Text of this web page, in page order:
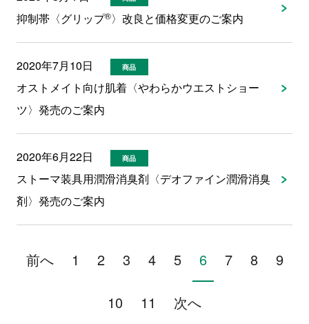
抑制帯〈グリップ®〉改良と価格変更のご案内
2020年7月10日 商品
オストメイト向け肌着〈やわらかウエストショー
ツ〉発売のご案内
2020年6月22日 商品
ストーマ装具用潤滑消臭剤〈デオファイン潤滑消臭
剤〉発売のご案内
前へ 1 2 3 4 5 6 7 8 9
10 11 次へ